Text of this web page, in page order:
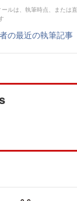
ルは、執筆時点、または
の最近の執筆記事